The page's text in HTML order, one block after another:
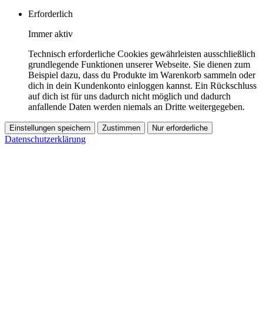
Erforderlich
Immer aktiv
Technisch erforderliche Cookies gewährleisten ausschließlich
grundlegende Funktionen unserer Webseite. Sie dienen zum
Beispiel dazu, dass du Produkte im Warenkorb sammeln oder
dich in dein Kundenkonto einloggen kannst. Ein Rückschluss
auf dich ist für uns dadurch nicht möglich und dadurch
anfallende Daten werden niemals an Dritte weitergegeben.
Einstellungen speichern Zustimmen Nur erforderliche
Datenschutzerklärung